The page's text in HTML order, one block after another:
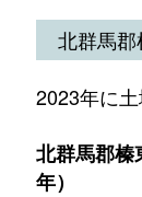
北群馬
2023年に
北群馬郡榛
年）